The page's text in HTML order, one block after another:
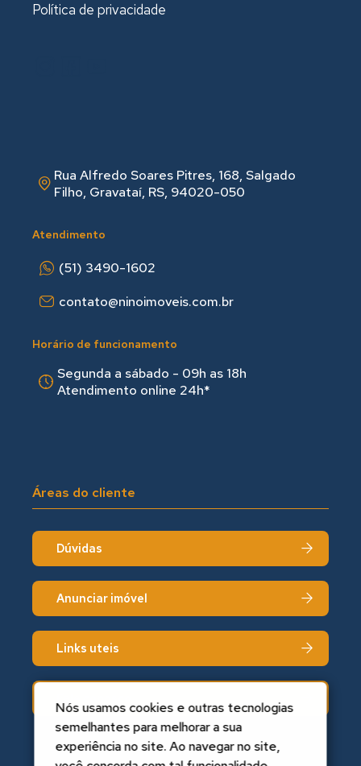
Política de privacidade
Rua Alfredo Soares Pitres, 168, Salgado
Filho, Gravataí, RS, 94020-050
Atendimento
(51) 3490-1602
contato@ninoimoveis.com.br
Horário de funcionamento
Segunda a sábado - 09h as 18hㅤㅤ
Atendimento online 24h*
Áreas do cliente
Dúvidas
Anunciar imóvel
Links uteis
Nós usamos cookies e outras tecnologias
semelhantes para melhorar a sua
experiência no site. Ao navegar no site,